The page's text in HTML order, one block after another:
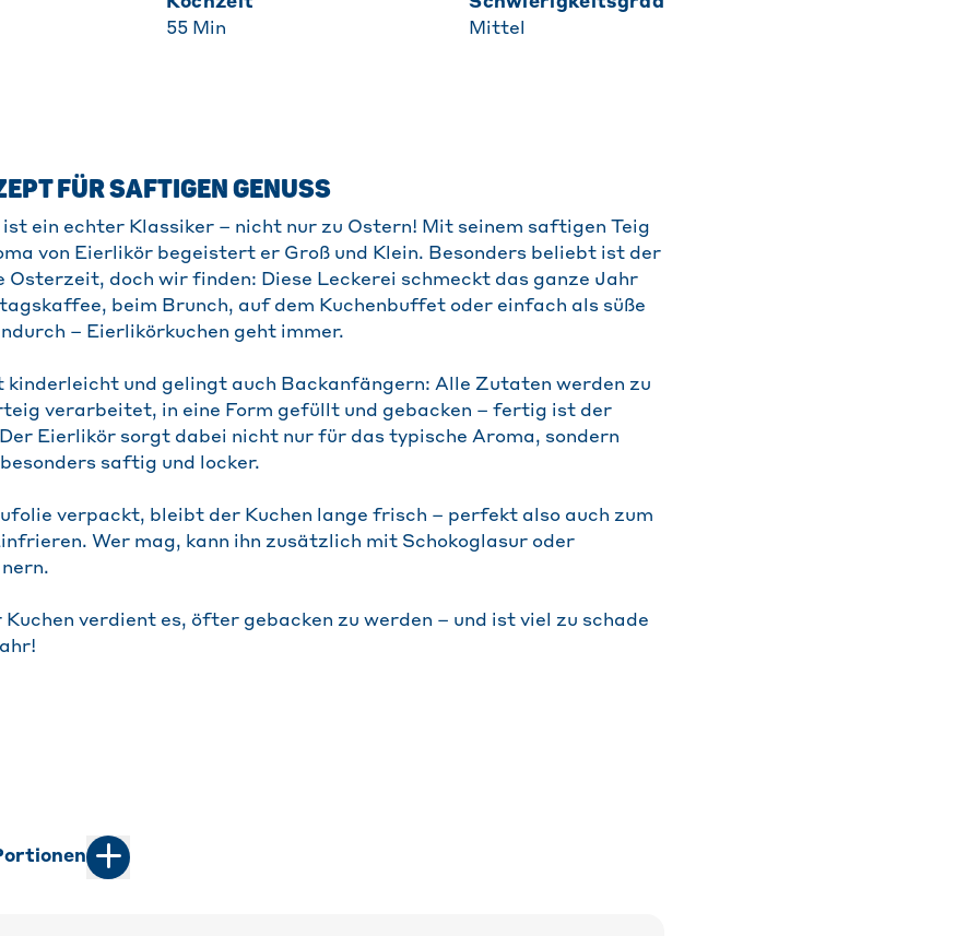
55 Min
Mittel
FÜR SAFTIGEN GENUSS
ist ein echter Klassiker – nicht nur zu Ostern! Mit seinem saftigen Teig
von Eierlikör begeistert er Groß und Klein. Besonders beliebt ist der
Osterzeit, doch wir finden: Diese Leckerei schmeckt das ganze Jahr
beim Brunch, auf dem Kuchenbuffet oder einfach als süße
– Eierlikörkuchen geht immer.
kinderleicht und gelingt auch Backanfängern: Alle Zutaten werden zu
verarbeitet, in eine Form gefüllt und gebacken – fertig ist der
Eierlikör sorgt dabei nicht nur für das typische Aroma, sondern
saftig und locker.
verpackt, bleibt der Kuchen lange frisch – perfekt also auch zum
Wer mag, kann ihn zusätzlich mit Schokoglasur oder
verdient es, öfter gebacken zu werden – und ist viel zu schade